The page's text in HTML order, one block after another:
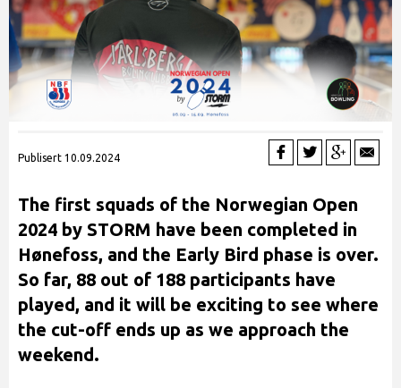
Publisert 10.09.2024
The first squads of the Norwegian Open
2024 by STORM have been completed in
Hønefoss, and the Early Bird phase is over.
So far, 88 out of 188 participants have
played, and it will be exciting to see where
the cut-off ends up as we approach the
weekend.